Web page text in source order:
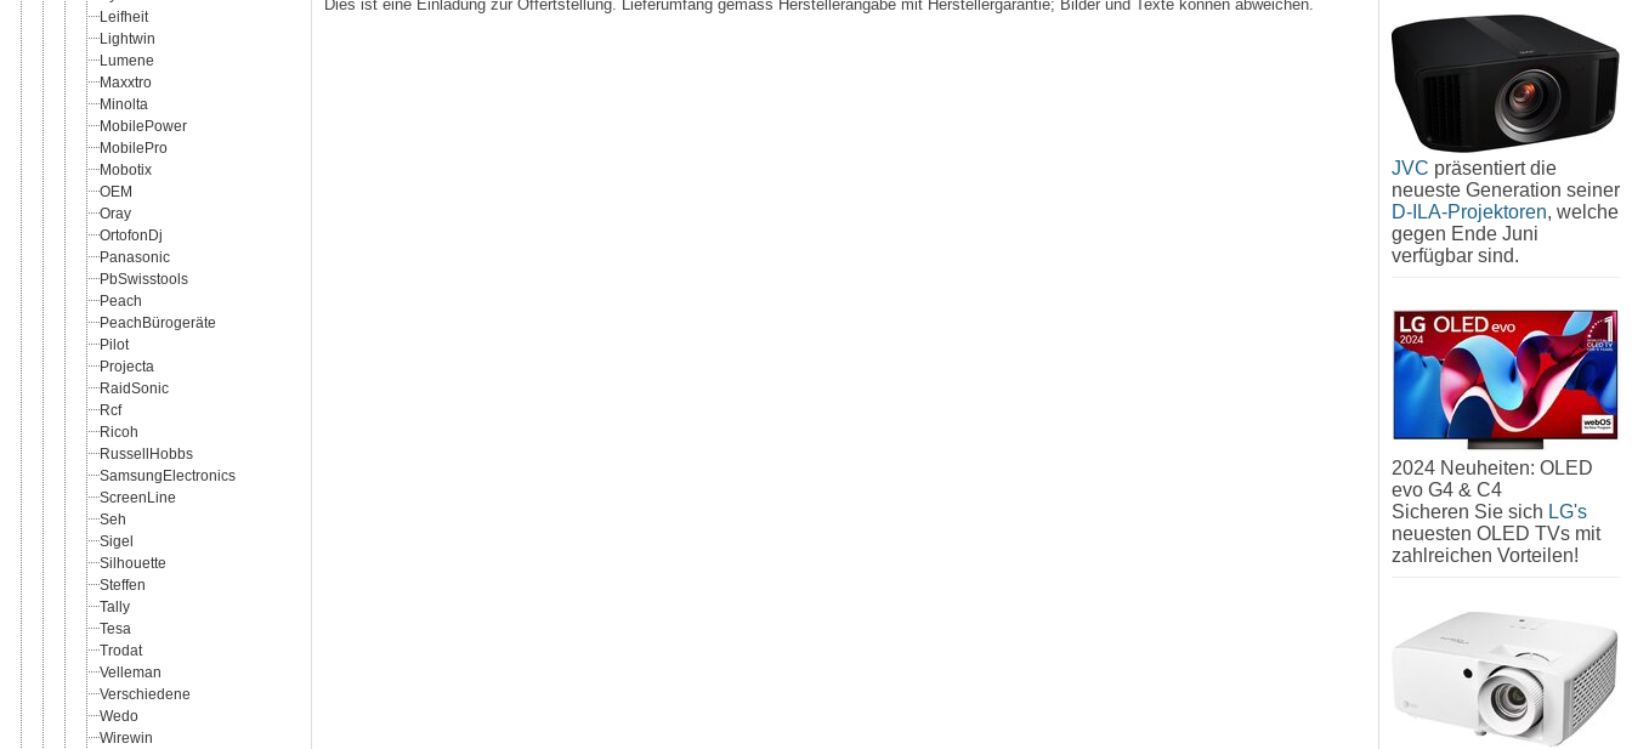
Leifheit
Lightwin
Lumene
Maxxtro
Minolta
MobilePower
MobilePro
Mobotix
OEM
Oray
OrtofonDj
Panasonic
PbSwisstools
Peach
PeachBürogeräte
Pilot
Projecta
RaidSonic
Rcf
Ricoh
RussellHobbs
SamsungElectronics
ScreenLine
Seh
Sigel
Silhouette
Steffen
Tally
Tesa
Trodat
Velleman
Verschiedene
Wedo
Wirewin
Dies ist eine Einladung zur Offertstellung. Lieferumfang gemäss Herstellerangabe mit Herstellergarantie; Bilder und Texte können abweichen.
JVC präsentiert die
neueste Generation seiner
D-ILA-Projektoren, welche
gegen Ende Juni
verfügbar sind.
2024 Neuheiten: OLED
evo G4 & C4
Sicheren Sie sich LG's
neuesten OLED TVs mit
zahlreichen Vorteilen!